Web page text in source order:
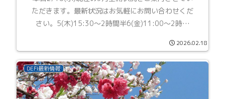
ただきます。最新状況はお気軽にお問い合わせくだ
さい。5(木)15:30～2時間半6(金)11:00～2時間
2026.02.18
DEFI最新情報